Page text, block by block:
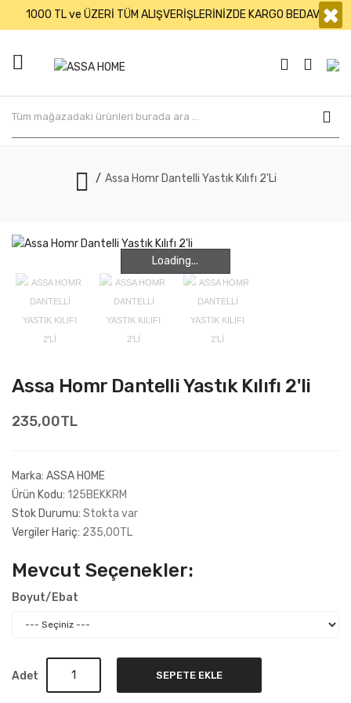
1000 TL ve ÜZERİ TÜM ALIŞVERİŞLERİNİZDE KARGO BEDAVA×
Assa Homr Dantelli Yastık Kılıfı 2'li
Loading...
Loading...
Assa Homr Dantelli Yastık Kılıfı 2'li
235,00TL
Marka: ASSA HOME
Ürün Kodu: 125BEKKRM
Stok Durumu: Stokta var
Vergiler Hariç: 235,00TL
Mevcut Seçenekler:
Boyut/Ebat
Adet SEPETE EKLE